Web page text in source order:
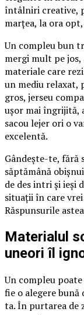
întâlniri creative,
marțea, la ora
Un compleu bun
mergi mult pe jos,
materiale care
un mediu relaxat,
gros, jerseu
ușor mai îngrijită,
sacou lejer ori o
excelentă.
Gândește-te, fără
săptămână
de des intri și ieși
situații în care
Răspunsurile
Materialul
uneori îl
Un compleu
fie o alegere
ta. În purtarea de